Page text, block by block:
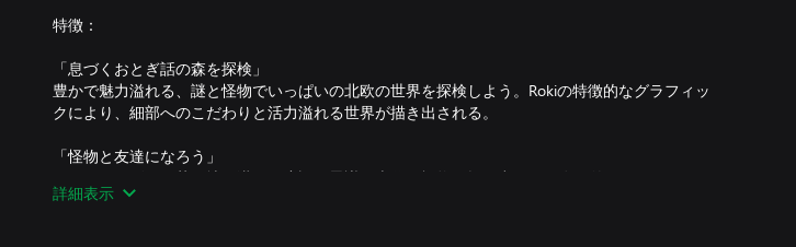
特徴：
「息づくおとぎ話の森を探検」
豊かで魅力溢れる、謎と怪物でいっぱいの北欧の世界を探検しよう。Rokiの特徴的なグラフィッ
クにより、細部へのこだわりと活力溢れる世界が描き出される。
「怪物と友達になろう」
スカンジナビアの荒れ地に潜む、摩訶不思議な古代の怪物を探し出そう。友好的なやつもいれ
ば、そうでないやつもいるぞ！Rökiには北欧の民間伝承から着想を得た、
詳細表示